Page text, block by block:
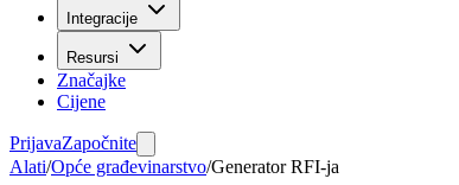
Integracije
Resursi
Značajke
Cijene
PrijavaZapočnite
Alati/Opće građevinarstvo/Generator RFI-ja